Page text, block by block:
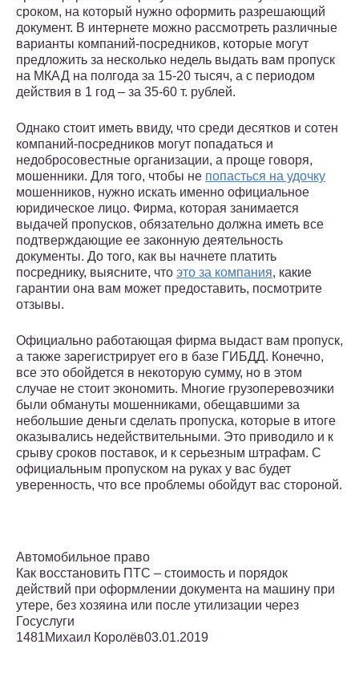
сроком, на который нужно оформить разрешающий
документ. В интернете можно рассмотреть различные
варианты компаний-посредников, которые могут
предложить за несколько недель выдать вам пропуск
на МКАД на полгода за 15-20 тысяч, а с периодом
действия в 1 год – за 35-60 т. рублей.
Однако стоит иметь ввиду, что среди десятков и сотен
компаний-посредников могут попадаться и
недобросовестные организации, а проще говоря,
мошенники. Для того, чтобы не попасться на удочку
мошенников, нужно искать именно официальное
юридическое лицо. Фирма, которая занимается
выдачей пропусков, обязательно должна иметь все
подтверждающие ее законную деятельность
документы. До того, как вы начнете платить
посреднику, выясните, что это за компания, какие
гарантии она вам может предоставить, посмотрите
отзывы.
Официально работающая фирма выдаст вам пропуск,
а также зарегистрирует его в базе ГИБДД. Конечно,
все это обойдется в некоторую сумму, но в этом
случае не стоит экономить. Многие грузоперевозчики
были обмануты мошенниками, обещавшими за
небольшие деньги сделать пропуска, которые в итоге
оказывались недействительными. Это приводило и к
срыву сроков поставок, и к серьезным штрафам. С
официальным пропуском на руках у вас будет
уверенность, что все проблемы обойдут вас стороной.
Автомобильное право
Как восстановить ПТС – стоимость и порядок
действий при оформлении документа на машину при
утере, без хозяина или после утилизации через
Госуслуги
1481Михаил Королёв03.01.2019